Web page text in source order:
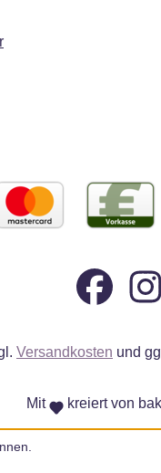
Versandkosten und
Mit kreiert von